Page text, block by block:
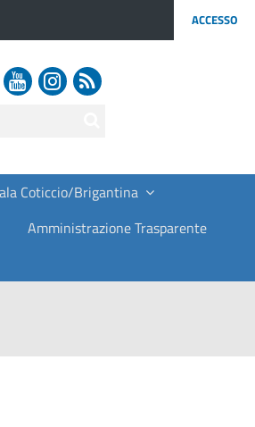
ACCESSO
Coticcio/Brigantina
Amministrazione Trasparente